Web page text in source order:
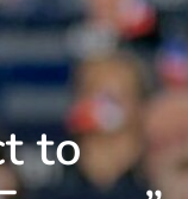
to